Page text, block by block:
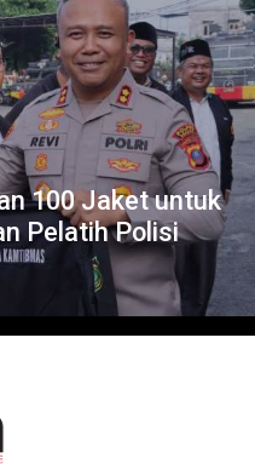
100 Jaket untuk
Pelatih Polisi